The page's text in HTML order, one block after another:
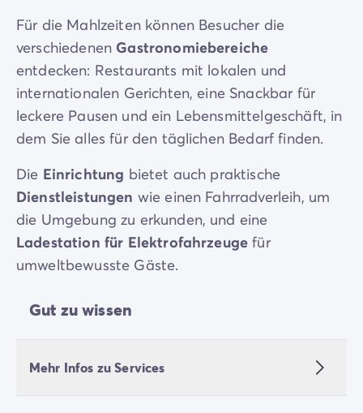
Für die Mahlzeiten können Besucher die
verschiedenen Gastronomiebereiche
entdecken: Restaurants mit lokalen und
internationalen Gerichten, eine Snackbar für
leckere Pausen und ein Lebensmittelgeschäft, in
dem Sie alles für den täglichen Bedarf finden.
Die Einrichtung bietet auch praktische
Dienstleistungen wie einen Fahrradverleih, um
die Umgebung zu erkunden, und eine
Ladestation für Elektrofahrzeuge für
umweltbewusste Gäste.
Gut zu wissen
Mehr Infos zu Services